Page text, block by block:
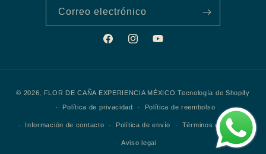
Correo electrónico
FacebookInstagramYouTube
© 2026, FLOR DE CAÑA EXPERIENCIA MÉXICO Tecnología de Shopify
Política de privacidad
Política de reembolso
Información de contacto Política de envío Términos del servicio
Aviso legal